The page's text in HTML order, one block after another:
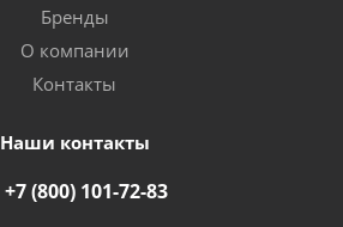
Бренды
О компании
Контакты
Наши контакты
+7 (800) 101-72-83